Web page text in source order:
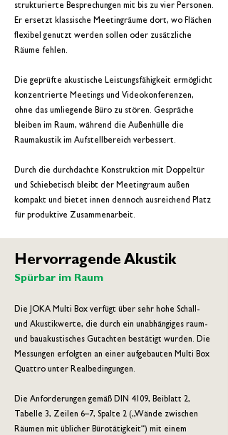
strukturierte Besprechungen mit bis zu vier Personen.
Er ersetzt klassische Meetingräume dort, wo Flächen
flexibel genutzt werden sollen oder zusätzliche
Räume fehlen.
Die geprüfte akustische Leistungsfähigkeit ermöglicht
konzentrierte Meetings und Videokonferenzen,
ohne das umliegende Büro zu stören. Gespräche
bleiben im Raum, während die Außenhülle die
Raumakustik im Aufstellbereich verbessert.
Durch die durchdachte Konstruktion mit Doppeltür
und Schiebetisch bleibt der Meetingraum außen
kompakt und bietet innen dennoch ausreichend Platz
für produktive Zusammenarbeit.
Hervorragende Akustik
Spürbar im Raum
Die JOKA Multi Box verfügt über sehr hohe Schall-
und Akustikwerte, die durch ein unabhängiges raum-
und bauakustisches Gutachten bestätigt wurden. Die
Messungen erfolgten an einer aufgebauten Multi Box
Quattro unter Realbedingungen.
Die Anforderungen gemäß DIN 4109, Beiblatt 2,
Tabelle 3, Zeilen 6–7, Spalte 2 („Wände zwischen
Räumen mit üblicher Bürotätigkeit“) mit einem